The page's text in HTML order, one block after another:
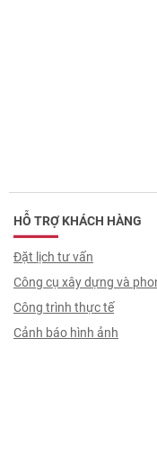
HỖ TRỢ KHÁCH HÀNG
Đặt lịch tư vấn
Công cụ xây dựng và
thuỷ
Công trình thực tế
Cảnh báo hình ảnh